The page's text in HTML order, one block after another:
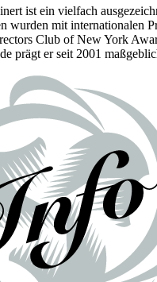
ist ein vielfach
wurden mit internationalen
Club of New York
prägt er seit 2001